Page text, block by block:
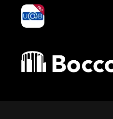
yoU@B
Bocconi shop